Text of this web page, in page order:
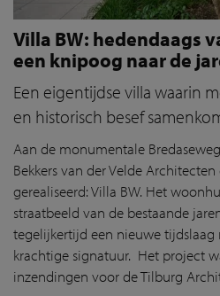
Villa BW: hedendaags
een knipoog naar de
Een eigentijdse villa waarin
en historisch besef
Aan de monumentale
Bekkers van der Velde
gerealiseerd: Villa BW. Het
straatbeeld van de bestaande
tegelijkertijd een nieuwe tijdslaag
krachtige signatuur. Het project
inzendingen voor de Tilburg